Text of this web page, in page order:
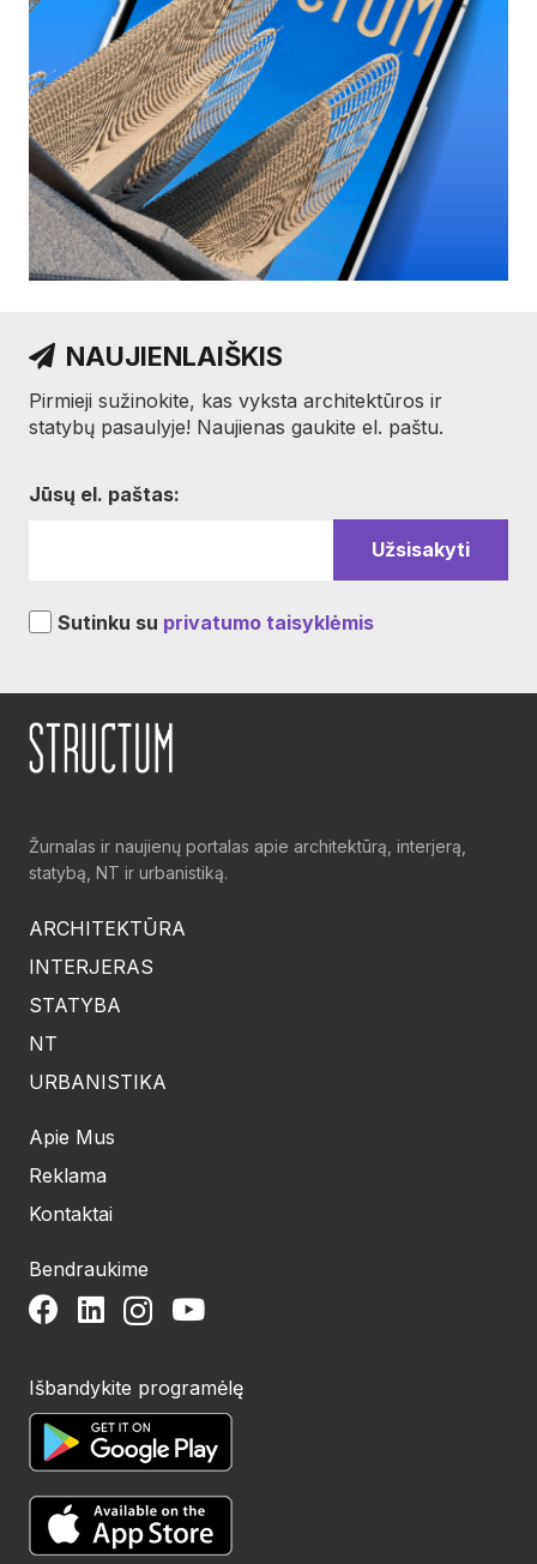
NAUJIENLAIŠKIS
Pirmieji sužinokite, kas vyksta architektūros ir
statybų pasaulyje! Naujienas gaukite el. paštu.
Jūsų el. paštas:
Sutinku su privatumo taisyklėmis
Žurnalas ir naujienų portalas apie architektūrą, interjerą,
statybą, NT ir urbanistiką.
ARCHITEKTŪRA
INTERJERAS
STATYBA
NT
URBANISTIKA
Apie Mus
Reklama
Kontaktai
Bendraukime
Išbandykite programėlę